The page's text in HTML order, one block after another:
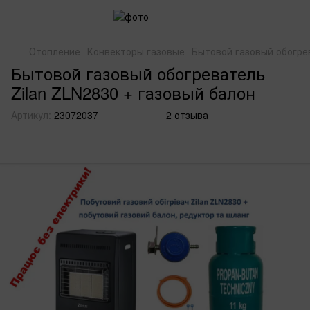
Отопление Конвекторы газовые Бытовой газовый
Бытовой газовый обогреватель
Zilan ZLN2830 + газовый балон
Артикул: 23072037 2 отзыва